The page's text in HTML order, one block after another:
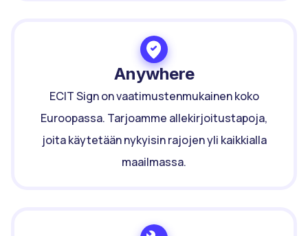
Anywhere
ECIT Sign on vaatimustenmukainen koko
Euroopassa. Tarjoamme allekirjoitustapoja,
joita käytetään nykyisin rajojen yli kaikkialla
maailmassa.